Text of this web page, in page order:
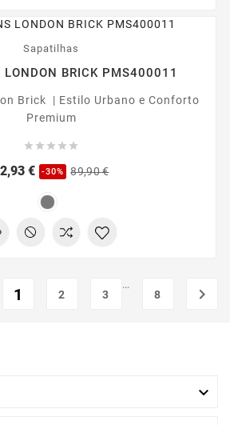
Sapatilhas
LONDON BRICK PMS400011
Brick | Estilo Urbano e Conforto
Premium
    
€ -30% 89,90 €Preço
Preço
1 2 3
…
8

